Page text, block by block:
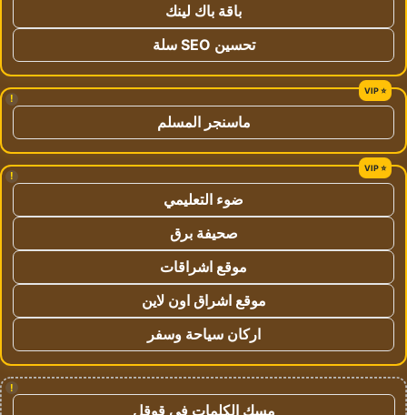
باقة باك لينك
تحسين SEO سلة
!
ماسنجر المسلم
!
ضوء التعليمي
صحيفة برق
موقع اشراقات
موقع اشراق اون لاين
اركان سياحة وسفر
!
مسك الكلمات في قوقل